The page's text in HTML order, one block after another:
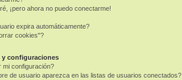
¡pero ahora no puedo conectarme!
expira automáticamente?
cookies"?
y configuraciones
mi configuración?
de usuario aparezca en las listas de usuarios conectados?